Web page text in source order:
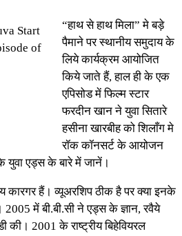
“हाथ से हाथ मिला” मे बड़े
पैमाने पर स्थानीय समुदाय के
लिये कार्यक्रम आयोजित
किये जाते हैं, हाल ही के एक
एपिसोड में फिल्म स्टार
फरदीन खान ने युवा सितारे
हसीना खारबीह को शिलाँग मे
रॉक कॉनसर्ट के आयोजन
युवा एड्स के बारे में जानें।
कारगर हैं। व्यूअरशिप ठीक है पर क्या इनके
2005 में बी.बी.सी ने एड्स के ज्ञान, रवैये
की। 2001 के राष्ट्रीय बिहेवियरल